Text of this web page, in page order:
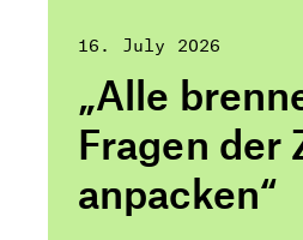
16. July 2026
„Alle
Fragen der
anpacken“